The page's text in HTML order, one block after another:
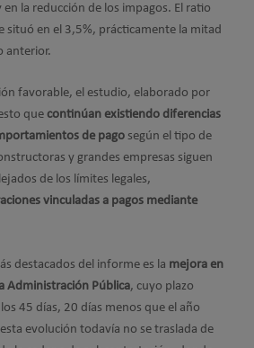
en la reducción de los impagos. El ratio
situó en el 3,5%, prácticamente la mitad
anterior.
favorable, el estudio, elaborado por
que continúan existiendo diferencias
de pago según el tipo de
y grandes empresas siguen
de los límites legales,
vinculadas a pagos mediante
destacados del informe es la mejora en
Administración Pública, cuyo plazo
45 días, 20 días menos que el año
evolución todavía no se traslada de